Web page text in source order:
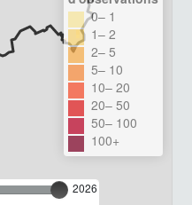
2026
0– 1
1– 2
2– 5
5– 10
10– 20
20– 50
50– 100
100+